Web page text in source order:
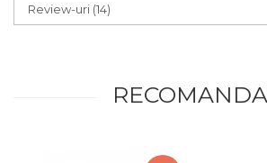
Review-uri (14)